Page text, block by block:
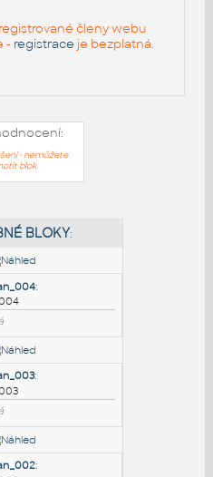
členy webu
- registrace je bezplatná.
- nemůžete
blok
BLOKY:
:
plan 004